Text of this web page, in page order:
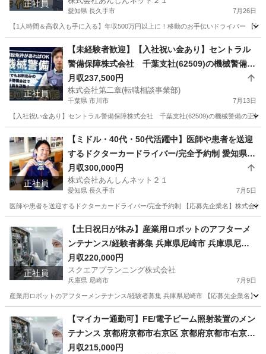
正社員 イバー
愛知県 長久手市 7月26日
【1人時間＆高収入も手に入る】年収500万円以上に！移動のお手伝いドライバー 【
ドライバー
正社員
【未経験者歓迎】【入社祝い金あり】セントラル
警備保障株式会社 千葉支社(62509)の機械警備の
正社員 - 西船橋駅 千葉県市川市(西船橋)機械警備
月収237,500円
株式会社第二章(転職相談事業部)
千葉県 市川市 7月13日
【入社祝い金あり】セントラル警備保障株式会社 千葉支社(62509)の機械警備の正
警備員 未経験
正社員
【ミドル・40代・50代活躍中】医師や患者を送迎
するドクターカードライバー/完全予約制 愛知県長
久手市(はなみずき通)ドライバー
月収300,000円
株式会社あんしんネット２１
愛知県 長久手市 7月5日
医師や患者を送迎するドクターカードライバー/完全予約制 【応募先企業名】株式会
ドライバー 病院
正社員
【土日祝日が休み】産業用ロボットのアフターメ
ンテナンス/経験者募集 兵庫県尼崎市 兵庫県尼崎
市(尼崎)産業用ロボットのアフターメンテナンス
月収220,000円
スクエアプランニング株式会社
兵庫県 尼崎市 7月9日
産業用ロボットのアフターメンテナンス/経験者募集 兵庫県尼崎市 【応募先企業名】
その他
【マイカー通勤可】FE/電子ビーム照射装置のメン
テナンス 京都府京都市右京区 京都府京都市右京区
(西京極)FE/電子ビーム照射装置のメンテナンス
月収215,000円